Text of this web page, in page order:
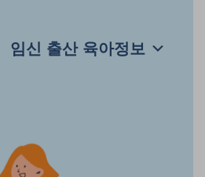
임신 출산 육아정보